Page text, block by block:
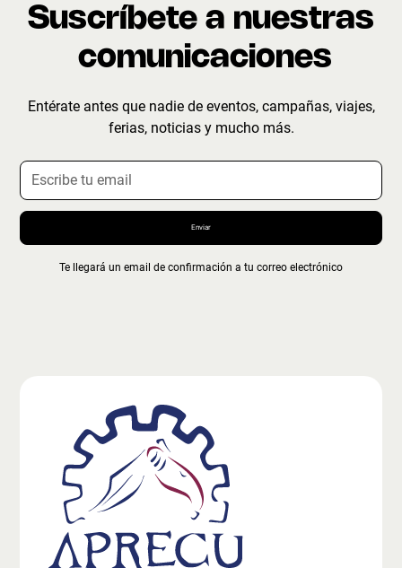
Suscríbete a nuestras
comunicaciones
Entérate antes que nadie de eventos, campañas, viajes,
ferias, noticias y mucho más.
Te llegará un email de confirmación a tu correo electrónico